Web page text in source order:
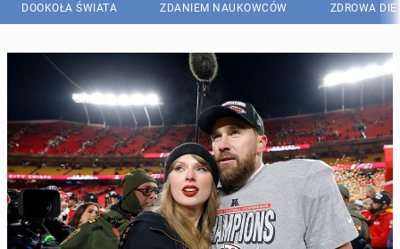
DOOKOŁA ŚWIATA ZDANIEM NAUKOWCÓW ZDROWA